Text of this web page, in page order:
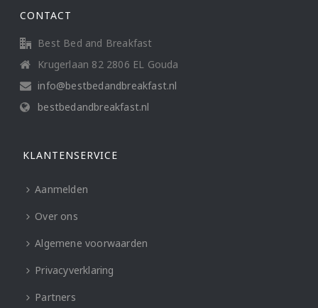
CONTACT
Best Bed and Breakfast
Krugerlaan 82 2806 EL Gouda
info@bestbedandbreakfast.nl
bestbedandbreakfast.nl
KLANTENSERVICE
Aanmelden
Over ons
Algemene voorwaarden
Privacyverklaring
Partners